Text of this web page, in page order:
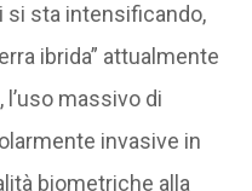
si sta intensificando,
ibrida” attualmente
l’uso massivo di
invasive in
biometriche alla